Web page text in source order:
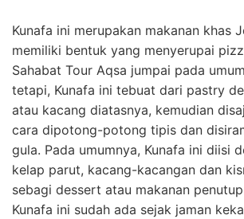
Kunafa ini merupakan makanan khas
memiliki bentuk yang menyerupai
Sahabat Tour Aqsa jumpai pada
tetapi, Kunafa ini tebuat dari pastry
atau kacang diatasnya, kemudian
cara dipotong-potong tipis dan
gula. Pada umumnya, Kunafa ini diisi
kelap parut, kacang-kacangan dan
sebagi dessert atau makanan
Kunafa ini sudah ada sejak jaman